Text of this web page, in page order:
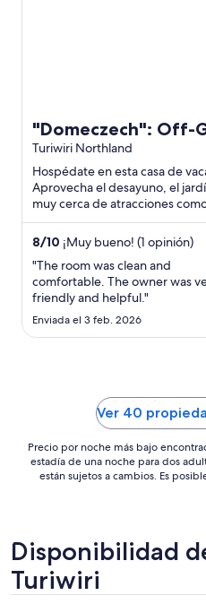
"Domeczech": Off-
Turiwiri Northland
Hospédate en esta casa de
Aprovecha el desayuno, el
muy cerca de atracciones
Awa y The ...
8/10 ¡Muy bueno! (1 opinión)
"The room was clean and
comfortable. The owner was
friendly and helpful."
Enviada el 3 feb. 2026
Ver 40
Precio por noche más bajo
estadía de una noche para dos
están sujetos a cambios. Es
Disponibilidad
Turiwiri